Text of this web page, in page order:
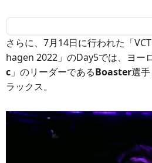
さらに、7月14日に行われた「
hagen 2022」のDay5では、ヨー
c 」のリーダーであるBoaster選
ラックス。